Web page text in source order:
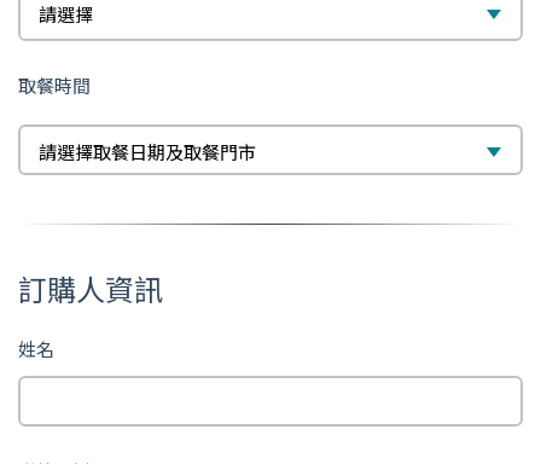
請選擇
取餐時間
請選擇取餐日期及取餐門市
選
擇
訂購人資訊
姓名